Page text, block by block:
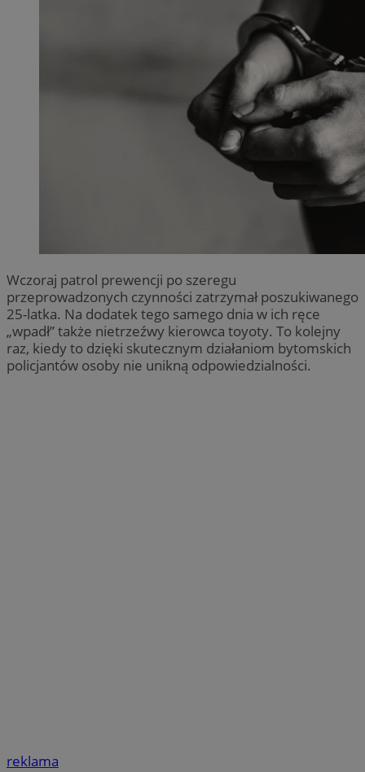
Wczoraj patrol prewencji po szeregu
przeprowadzonych czynności zatrzymał poszukiwanego
25-latka. Na dodatek tego samego dnia w ich ręce
„wpadł” także nietrzeźwy kierowca toyoty. To kolejny
raz, kiedy to dzięki skutecznym działaniom bytomskich
policjantów osoby nie unikną odpowiedzialności.
reklama